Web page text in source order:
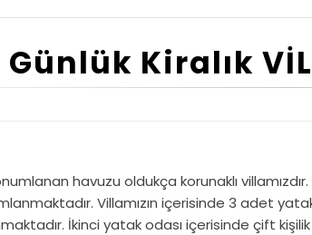
Günlük Kiralık
havuzu oldukça korunaklı
Villamızın içerisinde 3 adet
İkinci yatak odası içerisinde çift